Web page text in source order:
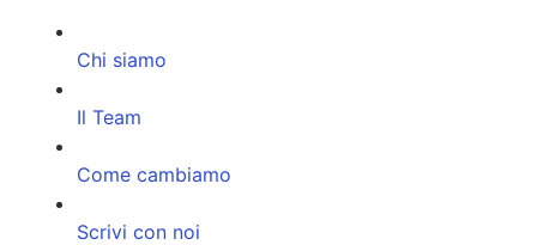
Chi siamo
Il Team
Come cambiamo
Scrivi con noi